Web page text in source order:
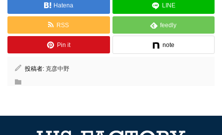
Hatena LINE
RSS feedly
Pin it note
投稿者: 克彦中野